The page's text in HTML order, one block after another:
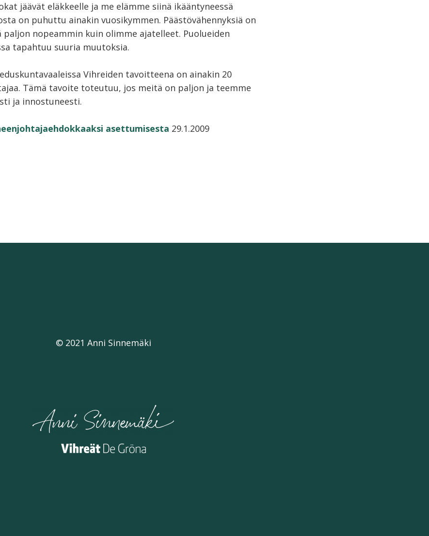
jäävät eläkkeelle ja me elämme siinä ikääntyneessä
on puhuttu ainakin vuosikymmen. Päästövähennyksiä on
paljon nopeammin kuin olimme ajatelleet. Puolueiden
tapahtuu suuria muutoksia.
Vihreiden tavoitteena on ainakin 20
Tämä tavoite toteutuu, jos meitä on paljon ja teemme
ja innostuneesti.
asettumisesta 29.1.2009
© 2021 Anni Sinnemäki